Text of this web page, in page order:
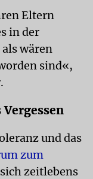
Eltern
in der
wären
sind«,
und das
zum
zeitlebens